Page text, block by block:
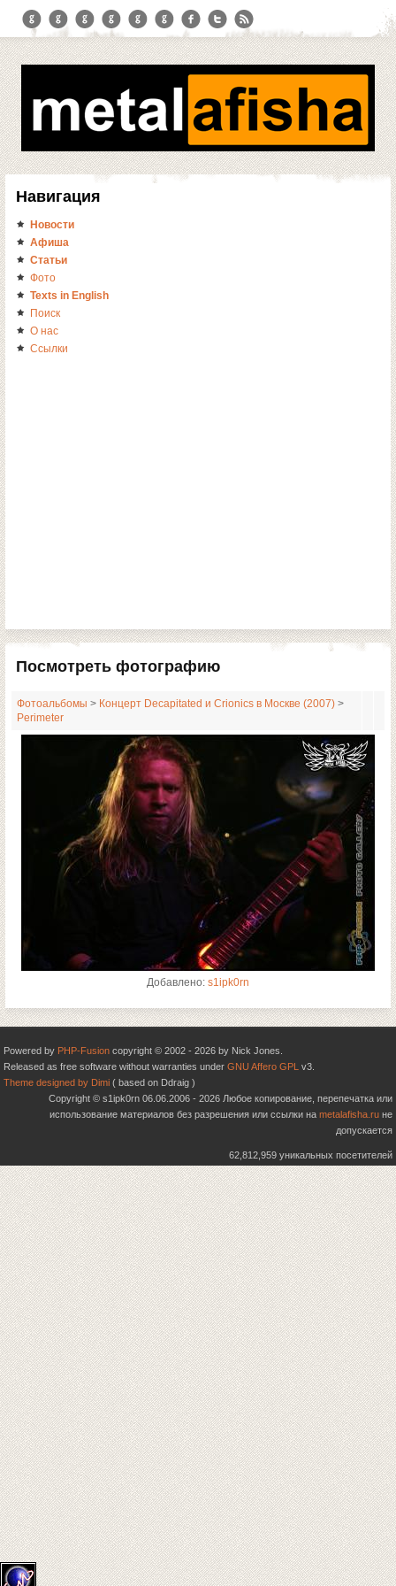
Навигация
Новости
Афиша
Статьи
Фото
Texts in English
Поиск
О нас
Ссылки
Посмотреть фотографию
Фотоальбомы > Концерт Decapitated и Crionics в Москве (2007) >
Perimeter
Добавлено: s1ipk0rn
Powered by PHP-Fusion copyright © 2002 - 2026 by Nick Jones.
Released as free software without warranties under GNU Affero GPL v3.
Theme designed by Dimi ( based on Ddraig )
Copyright © s1ipk0rn 06.06.2006 - 2026 Любое копирование, перепечатка или
использование материалов без разрешения или ссылки на metalafisha.ru не
допускается
62,812,959 уникальных посетителей